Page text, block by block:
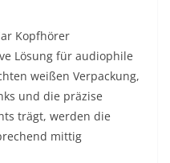
Kopfhörer
Lösung für audiophile
weißen Verpackung,
und die präzise
trägt, werden die
mittig